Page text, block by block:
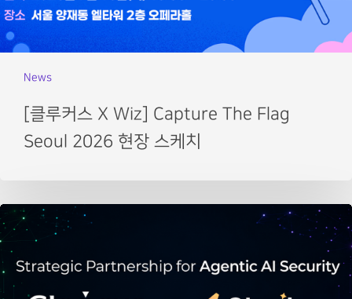
News
[클루커스 X Wiz] Capture The Flag
Seoul 2026 현장 스케치